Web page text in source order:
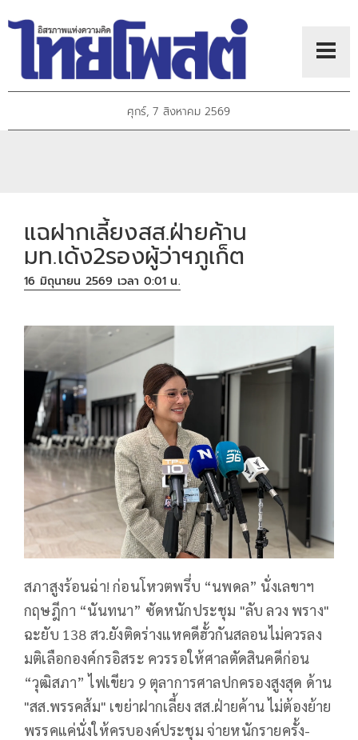
ศุกร์, 7 สิงหาคม 2569
แฉฝากเลี้ยงสส.ฝ่ายค้าน
มท.เด้ง2รองผู้ว่าฯภูเก็ต
16 มิถุนายน 2569 เวลา 0:01 น.
สภาสูงร้อนฉ่า! ก่อนโหวตพรึ่บ “นพดล” นั่งเลขาฯ
กฤษฎีกา “นันทนา” ซัดหนักประชุม "ลับ ลวง พราง"
ฉะยับ 138 สว.ยังติดร่างแหคดีฮั้วกันสลอนไม่ควรลง
มติเลือกองค์กรอิสระ ควรรอให้ศาลตัดสินคดีก่อน
“วุฒิสภา” ไฟเขียว 9 ตุลาการศาลปกครองสูงสุด ด้าน
"สส.พรรคส้ม" เขย่าฝากเลี้ยง สส.ฝ่ายค้าน ไม่ต้องย้าย
พรรคแค่นั่งให้ครบองค์ประชุม จ่ายหนักรายครั้ง-